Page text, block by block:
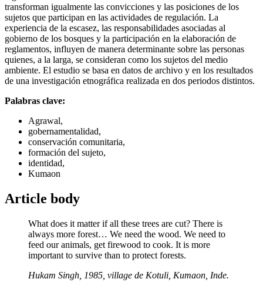
transforman igualmente las convicciones y las posiciones de los
sujetos que participan en las actividades de regulación. La
experiencia de la escasez, las responsabilidades asociadas al
gobierno de los bosques y la participación en la elaboración de
reglamentos, influyen de manera determinante sobre las personas
quienes, a la larga, se consideran como los sujetos del medio
ambiente. El estudio se basa en datos de archivo y en los resultados
de una investigación etnográfica realizada en dos periodos distintos.
Palabras clave:
Agrawal,
gobernamentalidad,
conservación comunitaria,
formación del sujeto,
identidad,
Kumaon
Article body
What does it matter if all these trees are cut? There is
always more forest… We need the wood. We need to
feed our animals, get firewood to cook. It is more
important to survive than to protect forests.
Hukam Singh, 1985, village de Kotuli, Kumaon, Inde.